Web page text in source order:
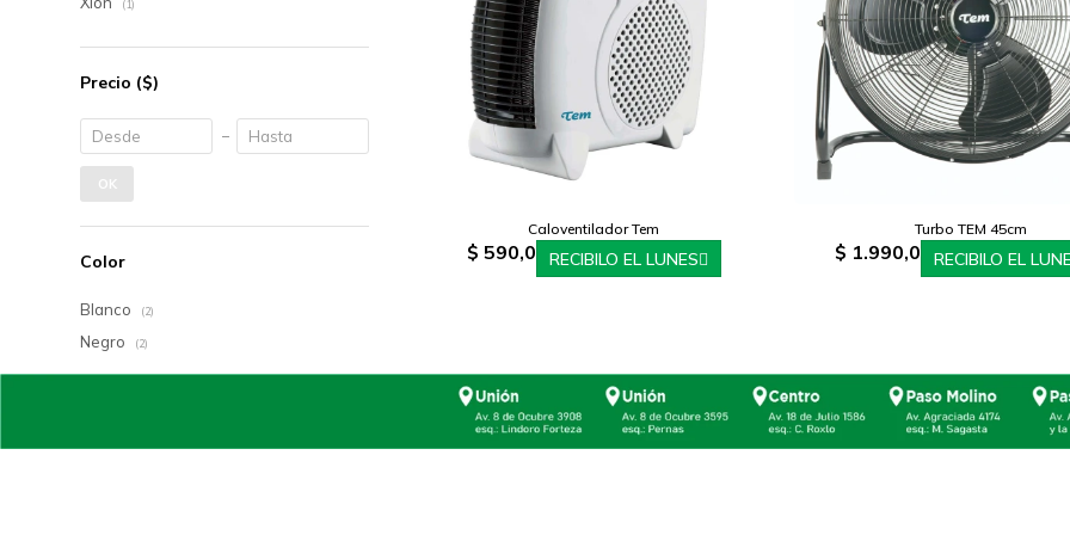
Caloventilador Tem
$ 590,0 RECIBILO EL LUNES
Turbo TEM 45cm
$ 1.990,0 RECIBILO EL
(1)
Precio ($)
OK
Color
Blanco (2)
Negro (2)